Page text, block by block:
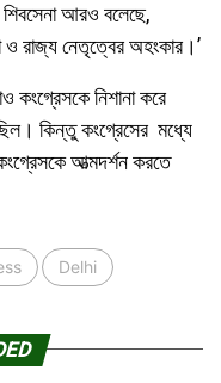
আরও বলেছে,
ও রাজ্য নেতৃত্বের অহংকার।’
কংগ্রেসকে নিশানা করে
কিন্তু কংগ্রেসের মধ্যে
আত্মদর্শন করতে
Delhi